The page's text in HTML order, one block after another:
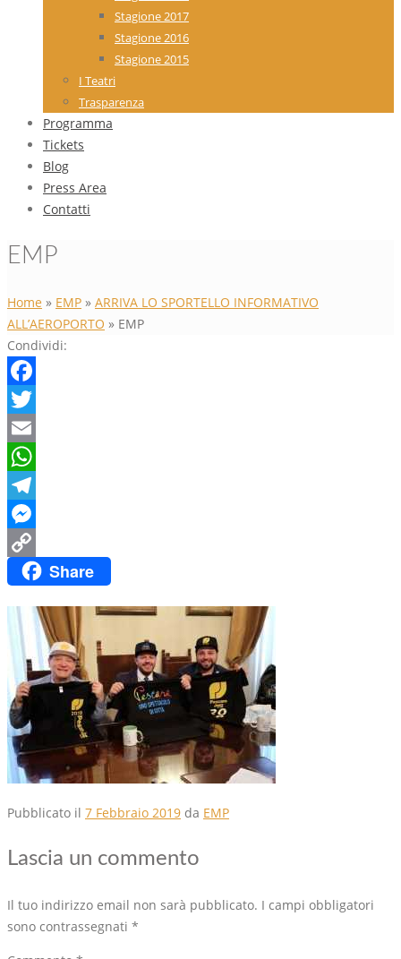
Stagione 2017
Stagione 2016
Stagione 2015
I Teatri
Trasparenza
Programma
Tickets
Blog
Press Area
Contatti
EMP
Home » EMP » ARRIVA LO SPORTELLO INFORMATIVO
ALL’AEROPORTO » EMP
Condividi:
Facebook
Twitter
Email
WhatsApp
Telegram
Messenger
Copy
Share
Pubblicato il 7 Febbraio 2019 da EMP
Lascia un commento
Il tuo indirizzo email non sarà pubblicato. I campi obbligatori
sono contrassegnati *